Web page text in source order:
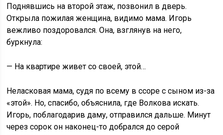
Поднявшись на второй этаж, позвонил в дверь.
Открыла пожилая женщина, видимо мама. Игорь
вежливо поздоровался. Она, взглянув на него,
буркнула:
— На квартире живет со своей, этой…
Неласковая мама, судя по всему в ссоре с сыном из-за
«этой». Но, спасибо, объяснила, где Волкова искать.
Игорь, поблагодарив даму, отправился дальше. Минут
через сорок он наконец-то добрался до серой